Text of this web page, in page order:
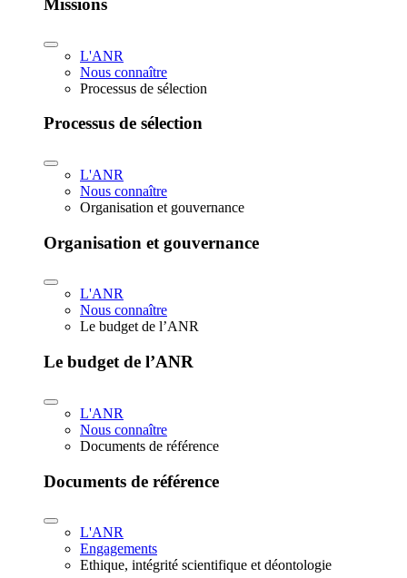
Missions
L'ANR
Nous connaître
Processus de sélection
Processus de sélection
L'ANR
Nous connaître
Organisation et gouvernance
Organisation et gouvernance
L'ANR
Nous connaître
Le budget de l’ANR
Le budget de l’ANR
L'ANR
Nous connaître
Documents de référence
Documents de référence
L'ANR
Engagements
Ethique, intégrité scientifique et déontologie